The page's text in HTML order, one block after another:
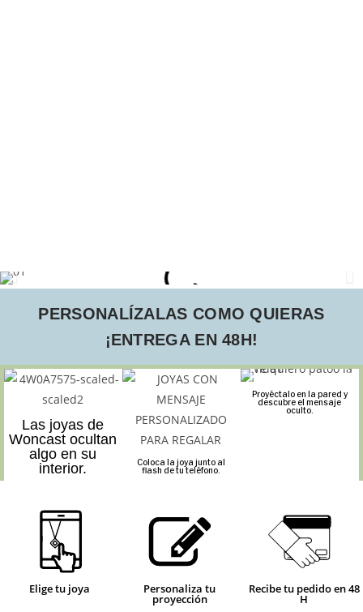
PERSONALÍZALAS COMO QUIERAS
¡ENTREGA EN 48H!
Las joyas de
Woncast ocultan
algo en su
interior.
Coloca la joya junto al
flash de tu teléfono.
Proyéctalo en la pared y
descubre el mensaje
oculto.
Elige tu joya Personaliza tu
proyección
Recibe tu pedido en 48
H